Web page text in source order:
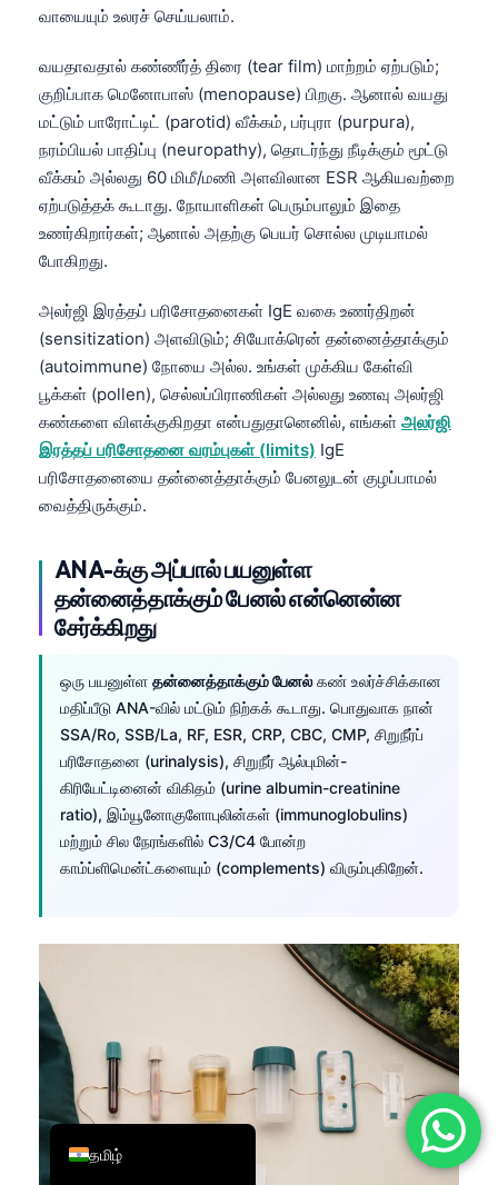
வாயையும் உலரச் செய்யலாம்.
வயதாவதால் கண்ணீர்த் திரை (tear film) மாற்றம் ஏற்படும்;
குறிப்பாக மெனோபாஸ் (menopause) பிறகு. ஆனால் வயது
மட்டும் பாரோட்டிட் (parotid) வீக்கம், பர்புரா (purpura),
நரம்பியல் பாதிப்பு (neuropathy), தொடர்ந்து நீடிக்கும் மூட்டு
வீக்கம் அல்லது 60 மிமீ/மணி அளவிலான ESR ஆகியவற்றை
ஏற்படுத்தக் கூடாது. நோயாளிகள் பெரும்பாலும் இதை
உணர்கிறார்கள்; ஆனால் அதற்கு பெயர் சொல்ல முடியாமல்
போகிறது.
அலர்ஜி இரத்தப் பரிசோதனைகள் IgE வகை உணர்திறன்
(sensitization) அளவிடும்; சியோக்ரென் தன்னைத்தாக்கும்
(autoimmune) நோயை அல்ல. உங்கள் முக்கிய கேள்வி
பூக்கள் (pollen), செல்லப்பிராணிகள் அல்லது உணவு அலர்ஜி
கண்களை விளக்குகிறதா என்பதுதானெனில், எங்கள் அலர்ஜி
இரத்தப் பரிசோதனை வரம்புகள் (limits) IgE
பரிசோதனையை தன்னைத்தாக்கும் பேனலுடன் குழப்பாமல்
வைத்திருக்கும்.
ANA-க்கு அப்பால் பயனுள்ள
தன்னைத்தாக்கும் பேனல் என்னென்ன
சேர்க்கிறது
ஒரு பயனுள்ள தன்னைத்தாக்கும் பேனல்கண் உலர்ச்சிக்கான
மதிப்பீடு ANA-வில் மட்டும் நிற்கக் கூடாது. பொதுவாக நான்
SSA/Ro, SSB/La, RF, ESR, CRP, CBC, CMP, சிறுநீர்ப்
பரிசோதனை (urinalysis), சிறுநீர் ஆல்புமின்-
கிரியேட்டினைன் விகிதம் (urine albumin-creatinine
ratio), இம்யூனோகுளோபுலின்கள் (immunoglobulins)
மற்றும் சில நேரங்களில் C3/C4 போன்ற
காம்ப்ளிமென்ட்களையும் (complements) விரும்புகிறேன்.
தமிழ்
English
Deutsch
العربية
Português
Ελληνικά
Türkçe
简体中文
فارسی
Български
Dansk
Nederlands
Bahasa Indonesia
Հայերեն
Íslenska
Српски језик
Svenska
Bosanski
Azərbaycan dili
Eesti
日本語
Čeština
ქართული
Русский
Polski